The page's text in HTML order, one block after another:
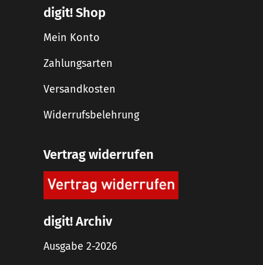
digit! Shop
Mein Konto
Zahlungsarten
Versandkosten
Widerrufsbelehrung
Vertrag widerrufen
digit! Archiv
Ausgabe 2-2026